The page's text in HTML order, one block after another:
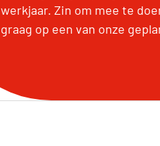
werkjaar. Zin om mee te
graag op een van onze